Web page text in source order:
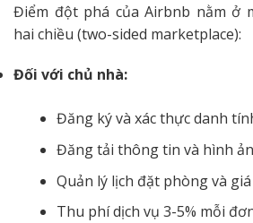
Điểm đột phá của Airbnb nằm ở
hai chiều (two-sided marketplace):
Đối với chủ nhà:
Đăng ký và xác thực danh
Đăng tải thông tin và hình
Quản lý lịch đặt phòng và giá
Thu phí dịch vụ 3-5% mỗi